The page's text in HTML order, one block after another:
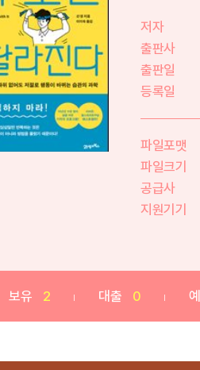
저자
출판사
출판일
등록일
파일포맷
파일크기
공급사
지원기기
보유 2 대출 0